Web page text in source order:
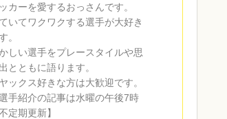
カーを愛するおっさんです。
いてワクワクする選手が大好き
。
しい選手をプレースタイルや思
とともに語ります。
ックス好きな方は大歓迎です。
選手紹介の記事は水曜の午後7時
定期更新】